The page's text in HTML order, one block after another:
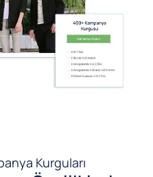
Kurguları